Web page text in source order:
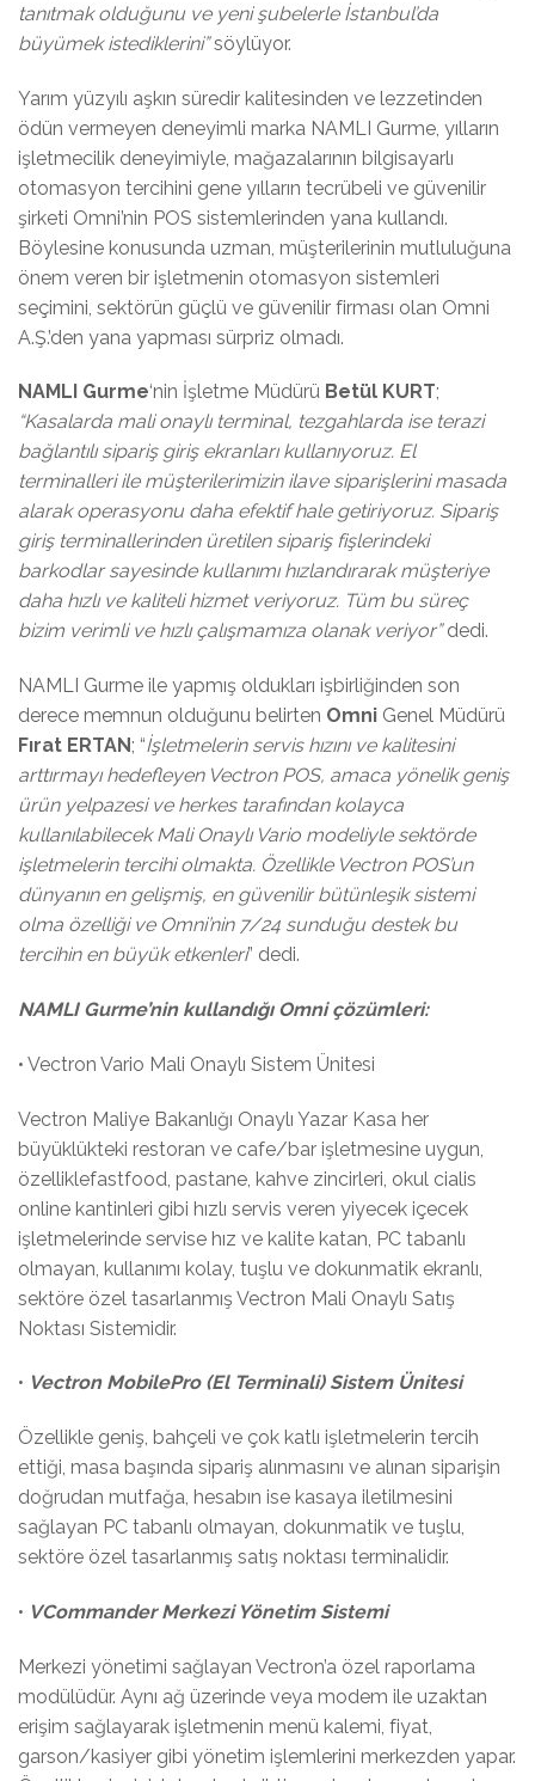
tanıtmak olduğunu ve yeni şubelerle İstanbul’da
büyümek istediklerini”söylüyor.
Yarım yüzyılı aşkın süredir kalitesinden ve lezzetinden
ödün vermeyen deneyimli marka NAMLI Gurme, yılların
işletmecilik deneyimiyle, mağazalarının bilgisayarlı
otomasyon tercihini gene yılların tecrübeli ve güvenilir
şirketi Omni’nin POS sistemlerinden yana kullandı.
Böylesine konusunda uzman, müşterilerinin mutluluğuna
önem veren bir işletmenin otomasyon sistemleri
seçimini, sektörün güçlü ve güvenilir firması olan Omni
A.Ş.’den yana yapması sürpriz olmadı.
NAMLI Gurme‘nin İşletme Müdürü Betül KURT;
“Kasalarda mali onaylı terminal, tezgahlarda ise terazi
bağlantılı sipariş giriş ekranları kullanıyoruz. El
terminalleri ile müşterilerimizin ilave siparişlerini masada
alarak operasyonu daha efektif hale getiriyoruz. Sipariş
giriş terminallerinden üretilen sipariş fişlerindeki
barkodlar sayesinde kullanımı hızlandırarak müşteriye
daha hızlı ve kaliteli hizmet veriyoruz. Tüm bu süreç
bizim verimli ve hızlı çalışmamıza olanak veriyor”dedi.
NAMLI Gurme ile yapmış oldukları işbirliğinden son
derece memnun olduğunu belirten Omni Genel Müdürü
Fırat ERTAN ; “İşletmelerin servis hızını ve kalitesini
arttırmayı hedefleyen Vectron POS, amaca yönelik geniş
ürün yelpazesi ve herkes tarafından kolayca
kullanılabilecek Mali Onaylı Vario modeliyle sektörde
işletmelerin tercihi olmakta. Özellikle Vectron POS’un
dünyanın en gelişmiş, en güvenilir bütünleşik sistemi
olma özelliği ve Omni’nin 7/24 sunduğu destek bu
tercihin en büyük etkenleri” dedi.
NAMLI Gurme’nin kullandığı Omni çözümleri:
• Vectron Vario Mali Onaylı Sistem Ünitesi
Vectron Maliye Bakanlığı Onaylı Yazar Kasa her
büyüklükteki restoran ve cafe/bar işletmesine uygun,
özelliklefastfood, pastane, kahve zincirleri, okul cialis
online kantinleri gibi hızlı servis veren yiyecek içecek
işletmelerinde servise hız ve kalite katan, PC tabanlı
olmayan, kullanımı kolay, tuşlu ve dokunmatik ekranlı,
sektöre özel tasarlanmış Vectron Mali Onaylı Satış
Noktası Sistemidir.
• Vectron MobilePro (El Terminali) Sistem Ünitesi
Özellikle geniş, bahçeli ve çok katlı işletmelerin tercih
ettiği, masa başında sipariş alınmasını ve alınan siparişin
doğrudan mutfağa, hesabın ise kasaya iletilmesini
sağlayan PC tabanlı olmayan, dokunmatik ve tuşlu,
sektöre özel tasarlanmış satış noktası terminalidir.
• VCommander Merkezi Yönetim Sistemi
Merkezi yönetimi sağlayan Vectron’a özel raporlama
modülüdür. Aynı ağ üzerinde veya modem ile uzaktan
erişim sağlayarak işletmenin menü kalemi, fiyat,
garson/kasiyer gibi yönetim işlemlerini merkezden yapar.